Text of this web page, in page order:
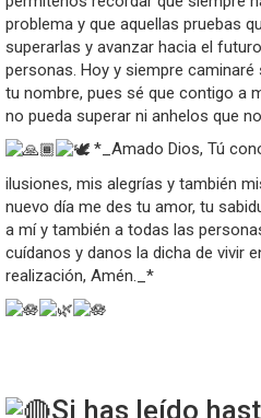
problema y que aquellas pruebas
superarlas y avanzar hacia el
personas. Hoy y siempre
tu nombre, pues sé que contigo a
no pueda superar ni anhelos que
*_Amado Dios, Tú
ilusiones, mis alegrías y también
nuevo día me des tu amor, tu
a mí y también a todas las
cuídanos y danos la dicha de vivir
realización, Amén._*
Si has leído